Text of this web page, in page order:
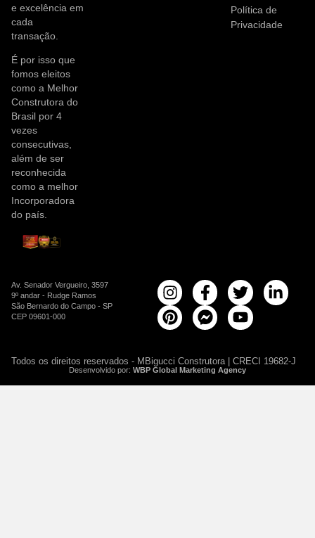
e excelência em
cada
transação.
É por isso que
fomos eleitos
como a Melhor
Construtora do
Brasil por 4
vezes
consecutivas,
além de ser
reconhecida
como a melhor
Incorporadora
do país.
Política de
Privacidade
Av. Senador Vergueiro, 3597
9º andar - Rudge Ramos
São Bernardo do Campo - SP
CEP 09601-000
Todos os direitos reservados - MBigucci Construtora | CRECI 19682-J
Desenvolvido por: WBP Global Marketing Agency